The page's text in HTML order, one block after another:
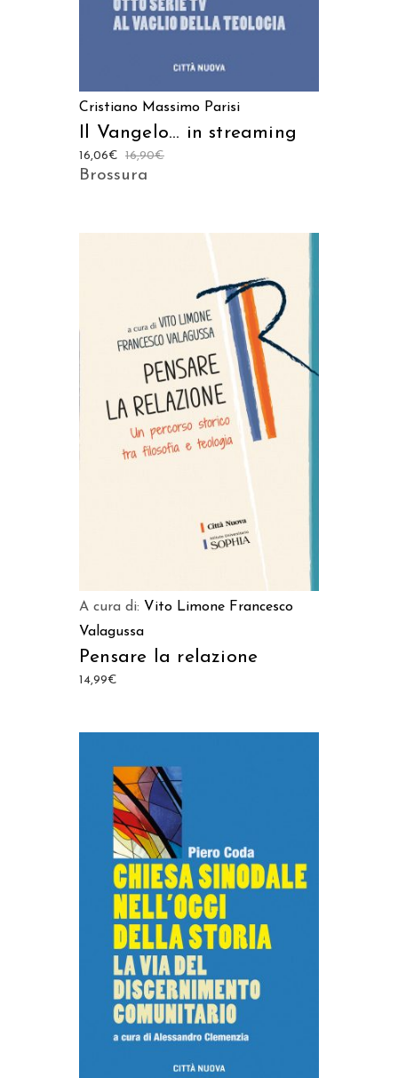
Cristiano Massimo Parisi
Il Vangelo… in streaming
16,90€
16,06€
Brossura
AGGIUNGI AL CARRELLO
A cura di: Vito Limone Francesco
Valagussa
Pensare la relazione
14,99€
AGGIUNGI AL CARRELLO